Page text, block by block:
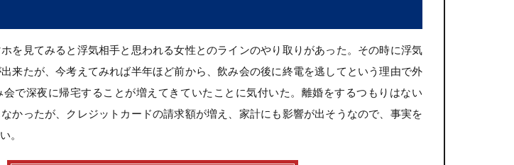
を見てみると浮気相手と思われる女性とのラインのやり取りがあった。その時に浮気
来たが、今考えてみれば半年ほど前から、飲み会の後に終電を逃してという理由で外
で深夜に帰宅することが増えてきていたことに気付いた。離婚をするつもりはない
かったが、クレジットカードの請求額が増え、家計にも影響が出そうなので、事実を
。